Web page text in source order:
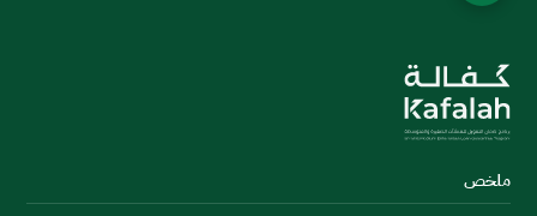
ملخص